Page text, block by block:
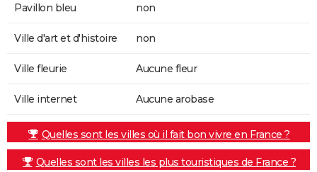
Pavillon bleu non
Ville d'art et d'histoire non
Ville fleurie Aucune fleur
Ville internet Aucune arobase
Quelles sont les villes où il fait bon vivre en France ?
Quelles sont les villes les plus touristiques de France ?